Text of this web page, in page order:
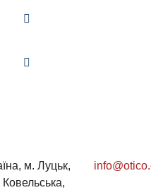
м. Луцьк,
Ковельська,